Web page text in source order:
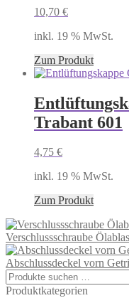
10,70 €
inkl. 19 % MwSt.
Zum Produkt
Trabant 601
4,75 €
inkl. 19 % MwSt.
Zum Produkt
Verschlussschraube
Abschlussdeckel vorn
Suchen
nach:
Produktkategorien